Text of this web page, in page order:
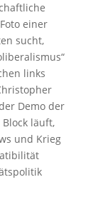
einer
sucht,
links
Demo der
läuft,
und Krieg